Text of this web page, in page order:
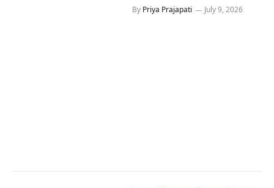
By Priya Prajapati July 9, 2026